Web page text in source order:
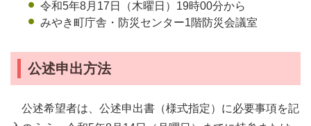
令和5年8月17日（木曜日）19時00分から
みやき町庁舎・防災センター1階防災会議室
公述申出方法
公述希望者は、公述申出書（様式指定）に必要事項を記